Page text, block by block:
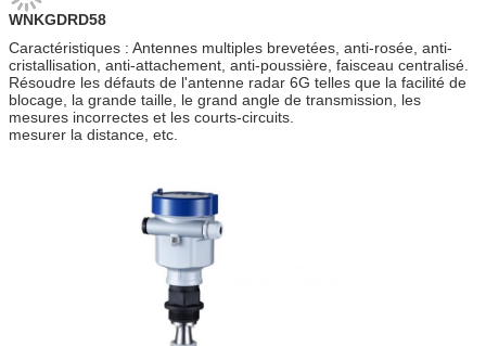
WNKGDRD58
Caractéristiques : Antennes multiples brevetées, anti-rosée, anti-
cristallisation, anti-attachement, anti-poussière, faisceau centralisé.
Résoudre les défauts de l'antenne radar 6G telles que la facilité de
blocage, la grande taille, le grand angle de transmission, les
mesures incorrectes et les courts-circuits.
mesurer la distance, etc.